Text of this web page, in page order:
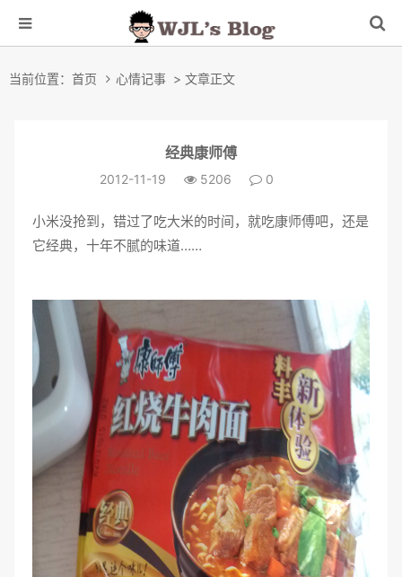
当前位置： 首页 心情记事 > 文章正文
经典康师傅
2012-11-19 5206 0
小米没抢到，错过了吃大米的时间，就吃康师傅吧，还是
它经典，十年不腻的味道……